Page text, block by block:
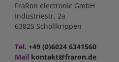
FraRon electronic GmbH
Industriestr. 2a
63825 Schöllkrippen
Tel. +49 (0)6024 6341560
Mail kontakt@fraron.de